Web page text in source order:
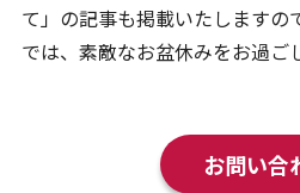
て」の記事も掲載いたしますの
では、素敵なお盆休みをお過ご
お問い合